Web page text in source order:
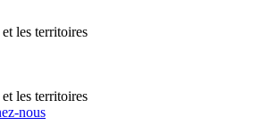
les territoires
les territoires
nous